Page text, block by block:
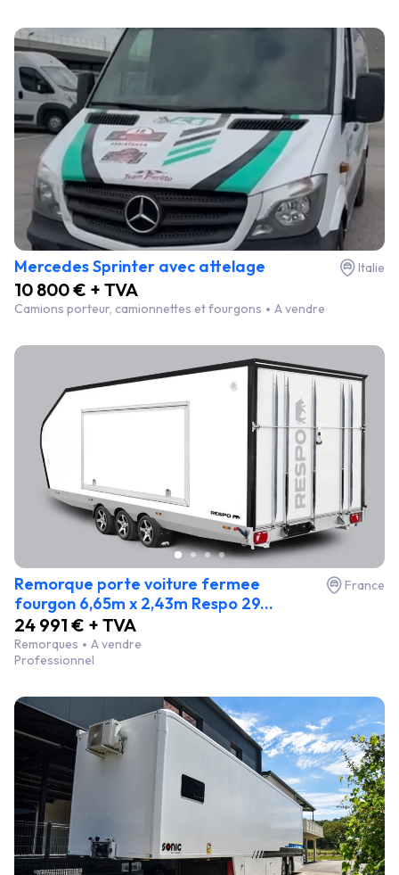
Mercedes Sprinter avec attelage Italie
10 800 € + TVA
Camions porteur, camionnettes et fourgons A vendre
Remorque porte voiture fermee
fourgon 6,65m x 2,43m Respo 29...
France
24 991 € + TVA
Remorques
A vendre
Professionnel